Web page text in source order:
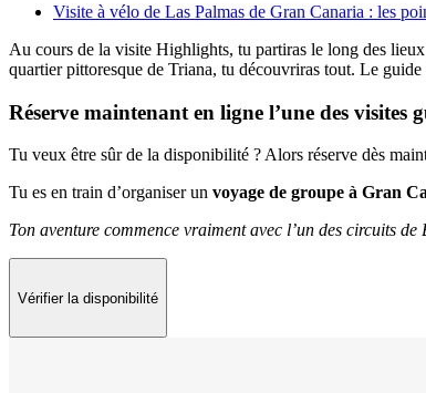
Visite à vélo de Las Palmas de Gran Canaria : les
Au cours de la visite Highlights, tu partiras le long des
quartier pittoresque de Triana, tu découvriras tout. Le
Réserve maintenant en ligne l’une des visites
Tu veux être sûr de la disponibilité ? Alors réserve dès
Tu es en train d’organiser un voyage de groupe à Gran
Ton aventure commence vraiment avec l’un des circuits
Vérifier la disponibilité